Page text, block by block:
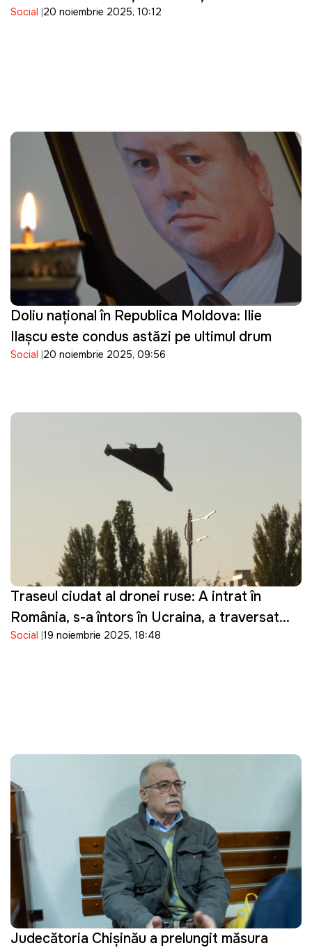
a fost găsită fără suflare în curte
Social 20 noiembrie 2025, 10:12
Doliu național în Republica Moldova: Ilie
Ilașcu este condus astăzi pe ultimul drum
Social 20 noiembrie 2025, 09:56
Traseul ciudat al dronei ruse: A intrat în
România, s-a întors în Ucraina, a traversat
Moldova și a revenit la granița românească
Social 19 noiembrie 2025, 18:48
Judecătoria Chișinău a prelungit măsura